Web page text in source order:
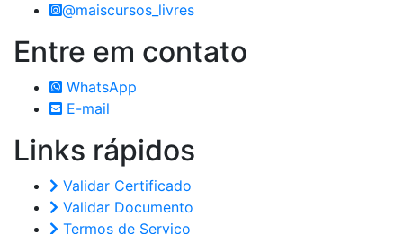
@maiscursos_livres
Entre em contato
WhatsApp
E-mail
Links rápidos
Validar Certificado
Validar Documento
Termos de Serviço